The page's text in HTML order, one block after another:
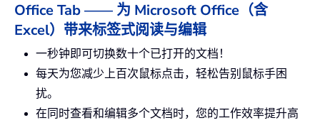
Office Tab —— 为 Microsoft Office（含
Excel）带来标签式阅读与编辑
一秒钟即可切换数十个已打开的文档！
每天为您减少上百次鼠标点击，轻松告别鼠标手困
扰。
在同时查看和编辑多个文档时，您的工作效率提升高